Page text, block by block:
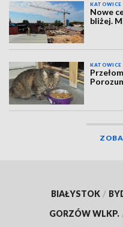
KATOWICE
Nowe
bliżej.
KATOWICE
BIAŁYSTOK /
GORZÓW WLKP.